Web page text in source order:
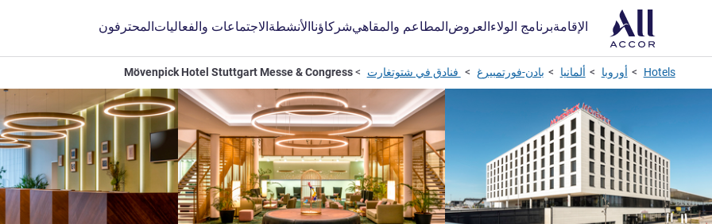
الإقامةبرنامج الولاءالعروضالمطاعم والمقاهيشركاؤناالأنشطةالاجتماعات والفعالياتالمحترفون
Hotels أوروبا ألمانيا بادن-فورتمبيرغ فنادق في شتوتغارت Mövenpick Hotel Stuttgart Messe & Congress